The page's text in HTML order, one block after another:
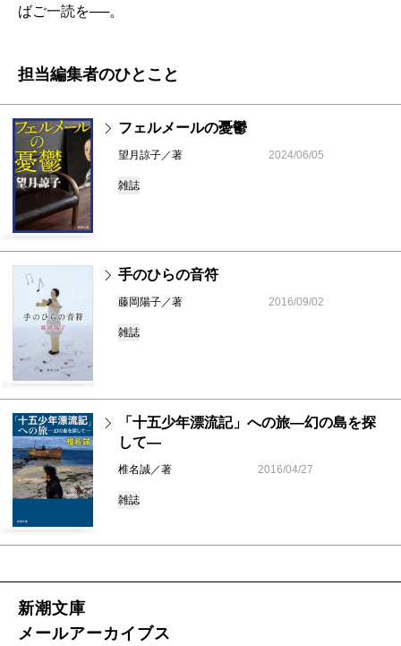
ばご一読を──。
担当編集者のひとこと
フェルメールの憂鬱
望月諒子／著 2024/06/05
雑誌
手のひらの音符
藤岡陽子／著 2016/09/02
雑誌
「十五少年漂流記」への旅―幻の島を探
して―
椎名誠／著 2016/04/27
雑誌
新潮文庫
メールアーカイブス